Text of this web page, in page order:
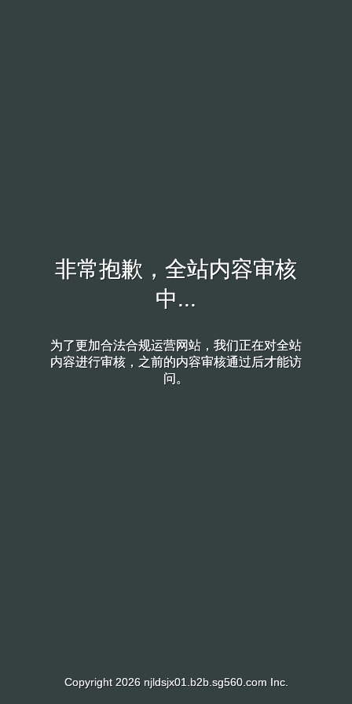
非常抱歉，全站内容审核
中...
为了更加合法合规运营网站，我们正在对全站
内容进行审核，之前的内容审核通过后才能访
问。
Copyright 2026 njldsjx01.b2b.sg560.com Inc.
非常抱歉，全站内容审核
中...
为了更加合法合规运营网站，我们正在对全站
内容进行审核，之前的内容审核通过后才能访
问。
Copyright 2026 njldsjx01.b2b.sg560.com Inc.